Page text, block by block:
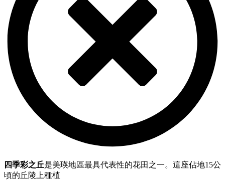
四季彩之丘是美瑛地區最具代表性的花田之一。 這座佔地15公
頃的丘陵上種植